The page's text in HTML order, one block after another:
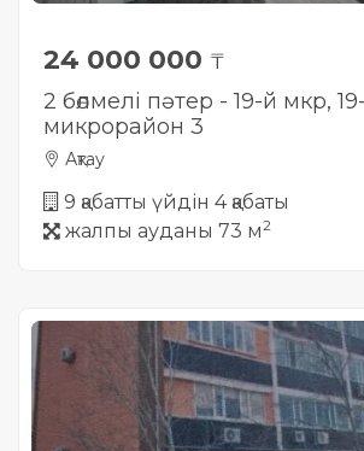
24 000 000 ₸
2 бөлмелі пәтер - 19-й мкр,
микрорайон 3
Ақтау
9 қабатты үйдін 4 қабаты
жалпы ауданы 73 м2